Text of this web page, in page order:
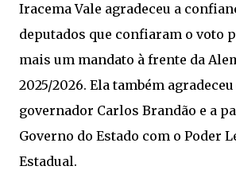
Iracema Vale agradeceu a
deputados que confiaram o voto
mais um mandato à frente da
2025/2026. Ela também
governador Carlos Brandão e a
Governo do Estado com o Poder
Estadual.